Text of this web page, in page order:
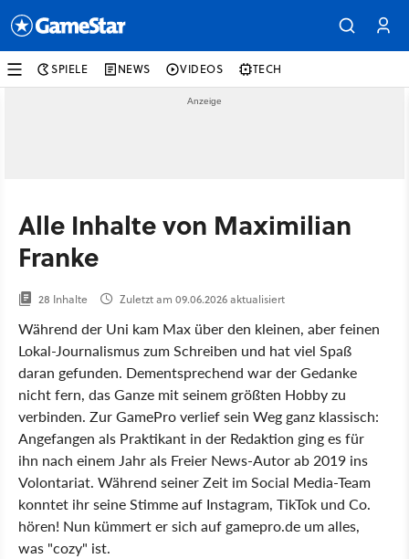
SPIELE NEWS VIDEOS TECH
Alle Inhalte von Maximilian
Franke
28 Inhalte Zuletzt am 09.06.2026 aktualisiert
Während der Uni kam Max über den kleinen, aber feinen
Lokal-Journalismus zum Schreiben und hat viel Spaß
daran gefunden. Dementsprechend war der Gedanke
nicht fern, das Ganze mit seinem größten Hobby zu
verbinden. Zur GamePro verlief sein Weg ganz klassisch:
Angefangen als Praktikant in der Redaktion ging es für
ihn nach einem Jahr als Freier News-Autor ab 2019 ins
Volontariat. Während seiner Zeit im Social Media-Team
konntet ihr seine Stimme auf Instagram, TikTok und Co.
hören! Nun kümmert er sich auf gamepro.de um alles,
was "cozy" ist.